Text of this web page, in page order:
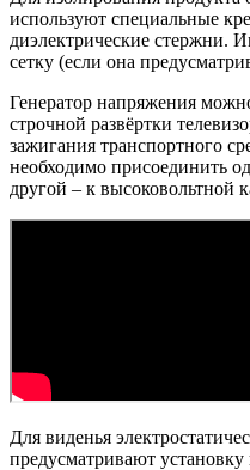
используют специальные
диэлектрические стержни.
сетку (если она
Генератор напряжения
строчной развёртки
зажигания транспортного
необходимо присоединить
другой – к высоковольтной
Для виденья
предусматривают установку